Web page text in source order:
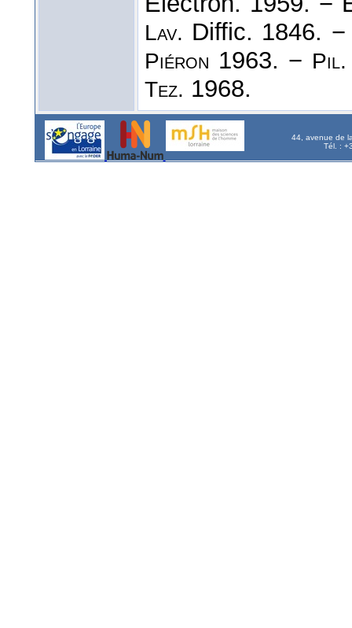
Lav. Diffic. 1846.
Piéron 1963. − Pil.
Tez. 1968.
44, avenue de
Tél. :